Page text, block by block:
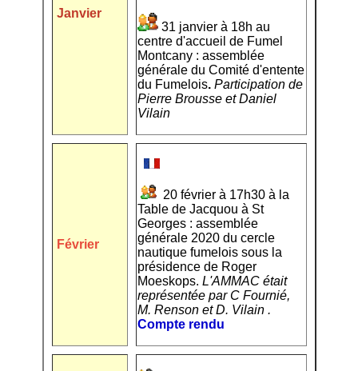
Janvier
31 janvier à 18h au
centre d'accueil de Fumel
Montcany : assemblée
générale du Comité d'entente
du Fumelois. Participation de
Pierre Brousse et Daniel
Vilain
Février
20 février à 17h30 à la
Table de Jacquou à St
Georges : assemblée
générale 2020 du cercle
nautique fumelois sous la
présidence de Roger
Moeskops. L'AMMAC était
représentée par C Fournié,
M. Renson et D. Vilain .
Compte rendu